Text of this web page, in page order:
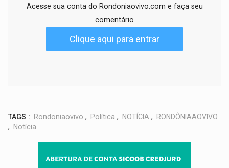
Acesse sua conta do Rondoniaovivo.com e faça seu
comentário
Clique aqui para entrar
TAGS : Rondoniaovivo , Política , NOTÍCIA ,
RONDÔNIAAOVIVO
,
Notícia